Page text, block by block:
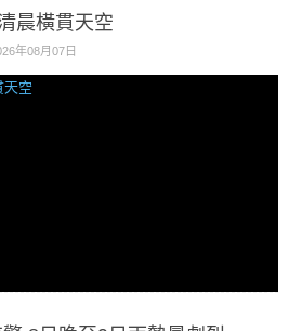
晨橫貫天空
年08月07日